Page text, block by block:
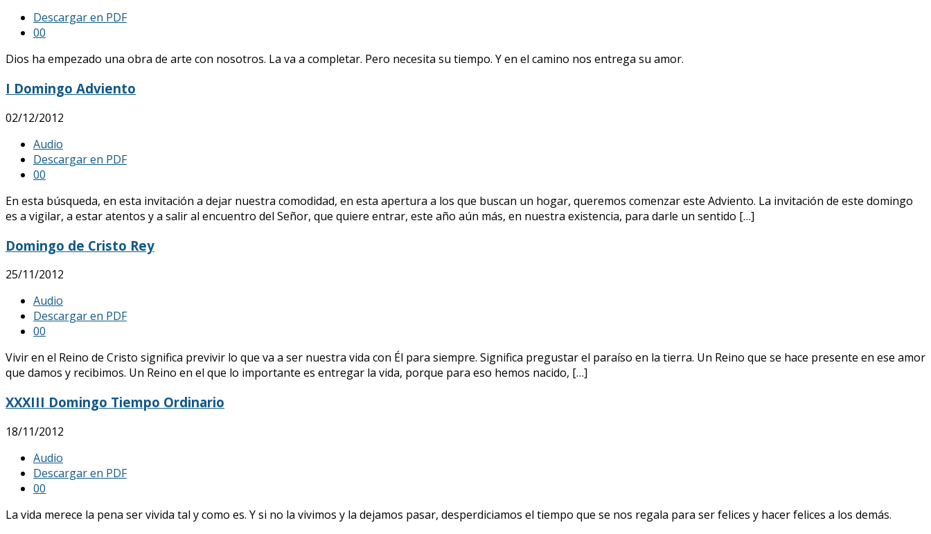
Descargar en PDF
00
Dios ha empezado una obra de arte con nosotros. La va a completar. Pero necesita su tiempo. Y en el camino nos entrega su amor.
I Domingo Adviento
02/12/2012
Audio
Descargar en PDF
00
En esta búsqueda, en esta invitación a dejar nuestra comodidad, en esta apertura a los que buscan un hogar, queremos comenzar este Adviento. La invitación de este domingo
es a vigilar, a estar atentos y a salir al encuentro del Señor, que quiere entrar, este año aún más, en nuestra existencia, para darle un sentido […]
Domingo de Cristo Rey
25/11/2012
Audio
Descargar en PDF
00
Vivir en el Reino de Cristo significa previvir lo que va a ser nuestra vida con Él para siempre. Significa pregustar el paraíso en la tierra. Un Reino que se hace presente en ese amor
que damos y recibimos. Un Reino en el que lo importante es entregar la vida, porque para eso hemos nacido, […]
XXXIII Domingo Tiempo Ordinario
18/11/2012
Audio
Descargar en PDF
00
La vida merece la pena ser vivida tal y como es. Y si no la vivimos y la dejamos pasar, desperdiciamos el tiempo que se nos regala para ser felices y hacer felices a los demás.